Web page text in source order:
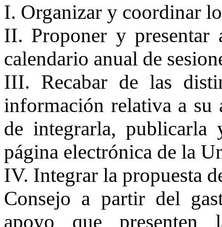
I. Organizar y coordinar
II. Proponer y presentar
calendario anual de
III. Recabar de las
información relativa a su
de integrarla, publicarla
página electrónica de la
IV. Integrar la propuesta
Consejo a partir del
apoyo que presenten